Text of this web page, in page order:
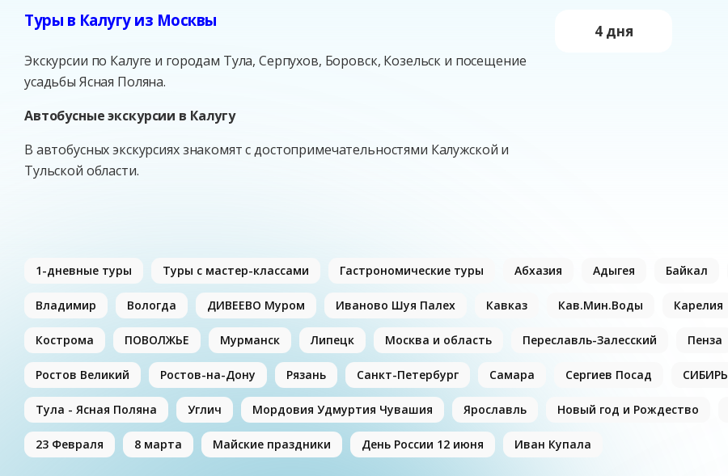
Туры в Калугу из Москвы
Экскурсии по Калуге и городам Тула, Серпухов, Боровск, Козельск и посещение
усадьбы Ясная Поляна.
Автобусные экскурсии в Калугу
В автобусных экскурсиях знакомят с достопримечательностями Калужской и
Тульской области.
4 дня
1-дневные туры Туры с мастер-классами Гастрономические туры Абхазия Адыгея Байкал
Владимир Вологда ДИВЕЕВО Муром Иваново Шуя Палех Кавказ Кав.Мин.Воды Карелия
Кострома ПОВОЛЖЬЕ Мурманск Липецк Москва и область Переславль-Залесский Пенза
Ростов Великий Ростов-на-Дону Рязань Санкт-Петербург Самара Сергиев Посад СИБИРЬ
Тула - Ясная Поляна Углич Мордовия Удмуртия Чувашия Ярославль Новый год и Рождество
23 Февраля 8 марта Майские праздники День России 12 июня Иван Купала